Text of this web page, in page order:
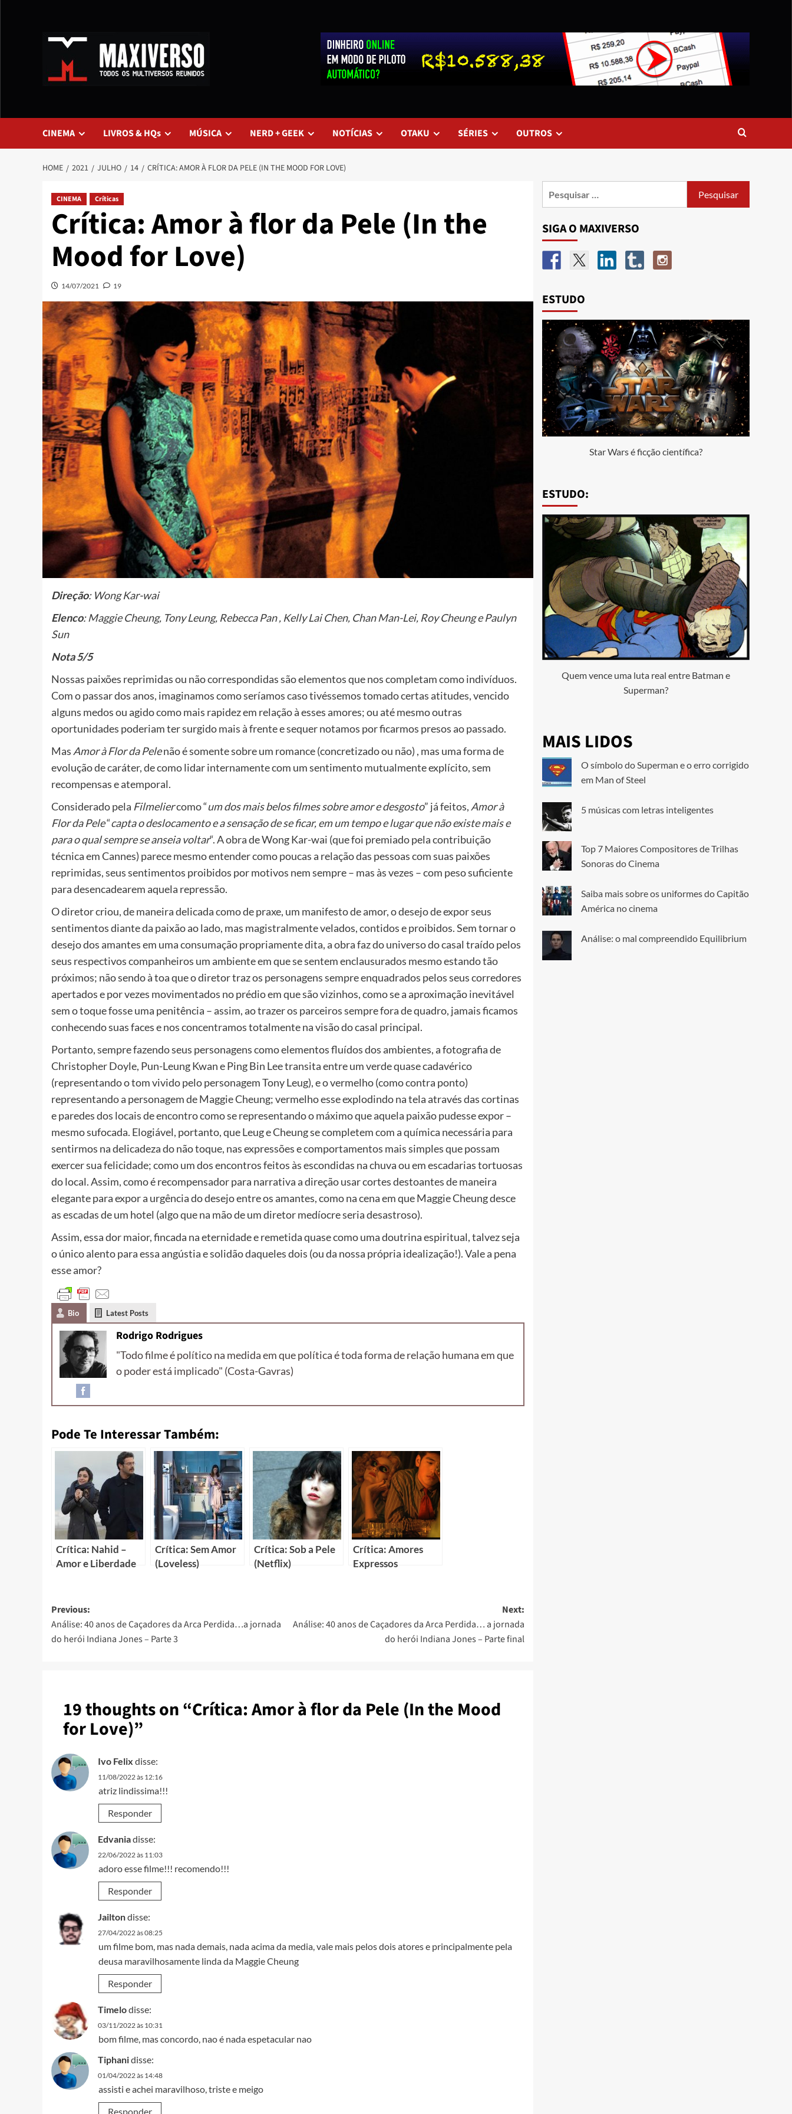
CINEMA LIVROS & HQs MÚSICA NERD + GEEK NOTÍCIAS OTAKU SÉRIES OUTROS
HOME 2021 JULHO 14 CRÍTICA: AMOR À FLOR DA PELE (IN THE MOOD FOR LOVE)
CINEMA Críticas
Crítica: Amor à flor da Pele (In the
Mood for Love)
14/07/2021 19
Direção: Wong Kar-wai
Elenco: Maggie Cheung, Tony Leung, Rebecca Pan , Kelly Lai Chen, Chan Man-Lei, Roy Cheung e Paulyn
Sun
Nota 5/5
Nossas paixões reprimidas ou não correspondidas são elementos que nos completam como indivíduos.
Com o passar dos anos, imaginamos como seríamos caso tivéssemos tomado certas atitudes, vencido
alguns medos ou agido como mais rapidez em relação à esses amores; ou até mesmo outras
oportunidades poderiam ter surgido mais à frente e sequer notamos por ficarmos presos ao passado.
Mas Amor à Flor da Pelenão é somente sobre um romance (concretizado ou não) , mas uma forma de
evolução de caráter, de como lidar internamente com um sentimento mutualmente explícito, sem
recompensas e atemporal.
Considerado pela Filmeliercomo “um dos mais belos filmes sobre amor e desgosto” já feitos, Amor à
Flor da Pele“capta o deslocamento e a sensação de se ficar, em um tempo e lugar que não existe mais e
para o qual sempre se anseia voltar“. A obra de Wong Kar-wai (que foi premiado pela contribuição
técnica em Cannes) parece mesmo entender como poucas a relação das pessoas com suas paixões
reprimidas, seus sentimentos proibidos por motivos nem sempre – mas às vezes – com peso suficiente
para desencadearem aquela repressão.
O diretor criou, de maneira delicada como de praxe, um manifesto de amor, o desejo de expor seus
sentimentos diante da paixão ao lado, mas magistralmente velados, contidos e proibidos. Sem tornar o
desejo dos amantes em uma consumação propriamente dita, a obra faz do universo do casal traído pelos
seus respectivos companheiros um ambiente em que se sentem enclausurados mesmo estando tão
próximos; não sendo à toa que o diretor traz os personagens sempre enquadrados pelos seus corredores
apertados e por vezes movimentados no prédio em que são vizinhos, como se a aproximação inevitável
sem o toque fosse uma penitência – assim, ao trazer os parceiros sempre fora de quadro, jamais ficamos
conhecendo suas faces e nos concentramos totalmente na visão do casal principal.
Portanto, sempre fazendo seus personagens como elementos fluídos dos ambientes, a fotografia de
Christopher Doyle, Pun-Leung Kwan e Ping Bin Lee transita entre um verde quase cadavérico
(representando o tom vivido pelo personagem Tony Leug), e o vermelho (como contra ponto)
representando a personagem de Maggie Cheung; vermelho esse explodindo na tela através das cortinas
e paredes dos locais de encontro como se representando o máximo que aquela paixão pudesse expor –
mesmo sufocada. Elogiável, portanto, que Leug e Cheung se completem com a química necessária para
sentirmos na delicadeza do não toque, nas expressões e comportamentos mais simples que possam
exercer sua felicidade; como um dos encontros feitos às escondidas na chuva ou em escadarias tortuosas
do local. Assim, como é recompensador para narrativa a direção usar cortes destoantes de maneira
elegante para expor a urgência do desejo entre os amantes, como na cena em que Maggie Cheung desce
as escadas de um hotel (algo que na mão de um diretor medíocre seria desastroso).
Assim, essa dor maior, fincada na eternidade e remetida quase como uma doutrina espiritual, talvez seja
o único alento para essa angústia e solidão daqueles dois (ou da nossa própria idealização!). Vale a pena
esse amor?
Bio Latest Posts
Rodrigo Rodrigues
"Todo filme é político na medida em que política é toda forma de relação humana em que
o poder está implicado" (Costa-Gavras)
Pode Te Interessar Também:
Crítica: Nahid –
Amor e Liberdade
Crítica: Sem Amor
(Loveless)
Crítica: Sob a Pele
(Netflix)
Crítica: Amores
Expressos
Previous:
Análise: 40 anos de Caçadores da Arca Perdida…a jornada
do herói Indiana Jones – Parte 3
Next:
Análise: 40 anos de Caçadores da Arca Perdida… a jornada
do herói Indiana Jones – Parte final
19 thoughts on “Crítica: Amor à flor da Pele (In the Mood
for Love)”
Ivo Felix disse:
11/08/2022 às 12:16
atriz lindissima!!!
Responder
Edvaniadisse:
22/06/2022 às 11:03
adoro esse filme!!! recomendo!!!
Responder
Jailtondisse:
27/04/2022 às 08:25
um filme bom, mas nada demais, nada acima da media, vale mais pelos dois atores e principalmente pela
deusa maravilhosamente linda da Maggie Cheung
Responder
Timelodisse:
03/11/2022 às 10:31
bom filme, mas concordo, nao é nada espetacular nao
Tiphanidisse:
01/04/2022 às 14:48
assisti e achei maravilhoso, triste e meigo
Responder
SIGA O MAXIVERSO
ESTUDO
Star Wars é ficção científica?
ESTUDO:
Quem vence uma luta real entre Batman e
Superman?
MAIS LIDOS
O símbolo do Superman e o erro corrigido
em Man of Steel
5 músicas com letras inteligentes
Top 7 Maiores Compositores de Trilhas
Sonoras do Cinema
Saiba mais sobre os uniformes do Capitão
América no cinema
Análise: o mal compreendido Equilibrium